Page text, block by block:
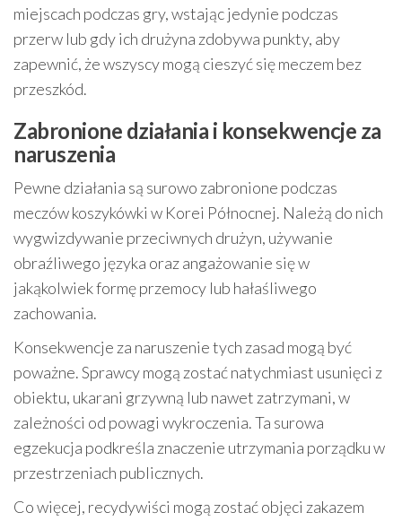
miejscach podczas gry, wstając jedynie podczas
przerw lub gdy ich drużyna zdobywa punkty, aby
zapewnić, że wszyscy mogą cieszyć się meczem bez
przeszkód.
Zabronione działania i konsekwencje za
naruszenia
Pewne działania są surowo zabronione podczas
meczów koszykówki w Korei Północnej. Należą do nich
wygwizdywanie przeciwnych drużyn, używanie
obraźliwego języka oraz angażowanie się w
jakąkolwiek formę przemocy lub hałaśliwego
zachowania.
Konsekwencje za naruszenie tych zasad mogą być
poważne. Sprawcy mogą zostać natychmiast usunięci z
obiektu, ukarani grzywną lub nawet zatrzymani, w
zależności od powagi wykroczenia. Ta surowa
egzekucja podkreśla znaczenie utrzymania porządku w
przestrzeniach publicznych.
Co więcej, recydywiści mogą zostać objęci zakazem